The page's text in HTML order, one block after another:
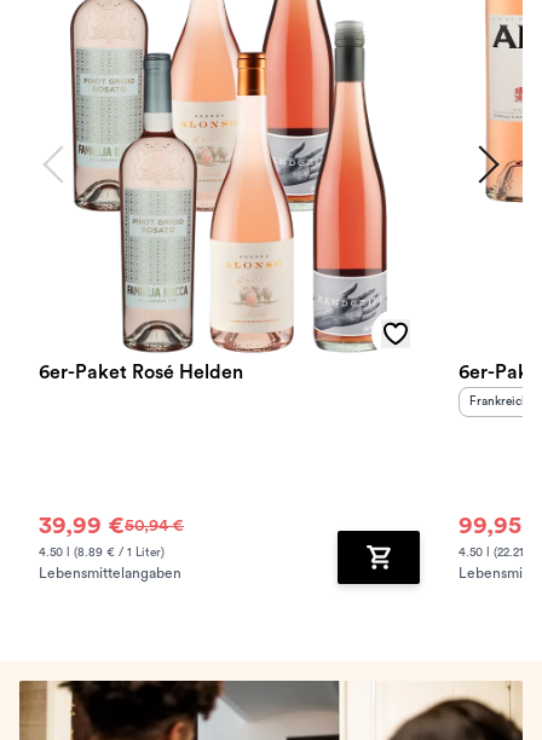
6er-Paket Rosé Helden
39,99 €50,94 €
4.50 l (8.89 € / 1 Liter)
Lebensmittelangaben Zum Warenkorb
6er-
Frankreich
99,95
4.50 l (22.21 €